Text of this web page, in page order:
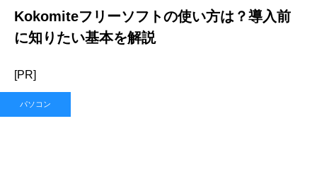
Kokomiteフリーソフトの使い方は？導入前
に知りたい基本を解説
[PR]
パソコン